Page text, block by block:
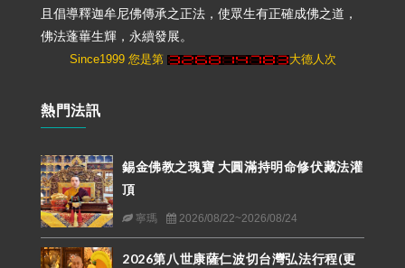
且倡導釋迦牟尼佛傳承之正法，使眾生有正確成佛之道，
佛法蓬蓽生輝，永續發展。
Since1999 您是第 大德人次
熱門法訊
錫金佛教之瑰寶 大圓滿持明命修伏藏法灌
頂
寧瑪 2026/08/22~2026/08/24
2026第八世康薩仁波切台灣弘法行程(更